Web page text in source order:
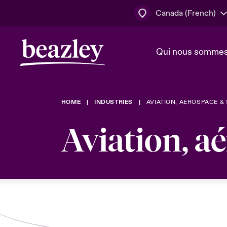
Canada (French)
Qui nous
Conseil
Bonjour
Beazley.
Pleins feux
en 2024
Client
HOME INDUSTRIES AVIATION, AEROSPACE &
Aviation,